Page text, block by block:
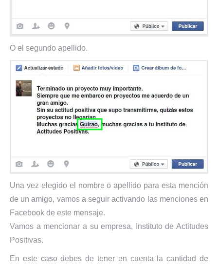
O el segundo apellido.
Una vez elegido el nombre o apellido para esta mención
de un amigo, vamos a seguir activando las menciones en
Facebook de este mensaje.
Vamos a mencionar a su empresa, Instituto de Actitudes
Positivas.
En este caso debes de tener en cuenta la cantidad de